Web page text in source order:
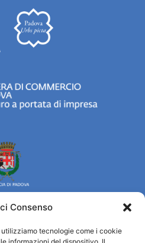
Consenso
tecnologie come i cookie